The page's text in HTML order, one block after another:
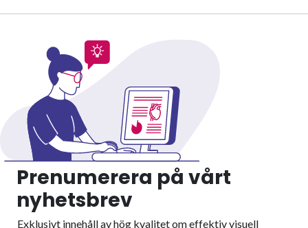
Prenumerera på vårt
nyhetsbrev
Exklusivt innehåll av hög kvalitet om effektiv visuell